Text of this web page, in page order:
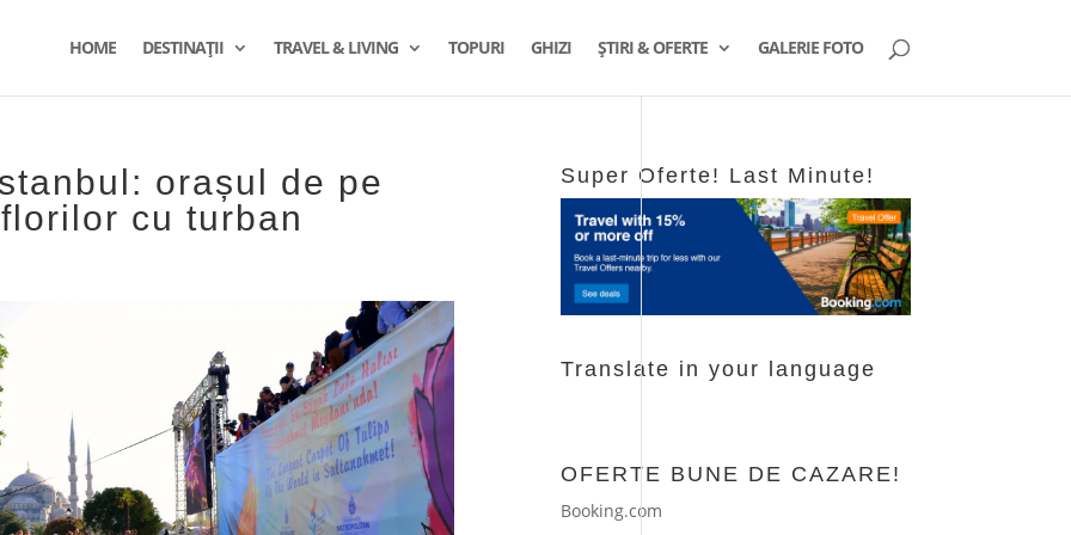
HOME DESTINAȚII TRAVEL & LIVING TOPURI GHIZI ȘTIRI & OFERTE GALERIE FOTO
orașul de pe
cu turban
Super Oferte! Last Minute!
Translate in your language
OFERTE BUNE DE CAZARE!
Booking.com